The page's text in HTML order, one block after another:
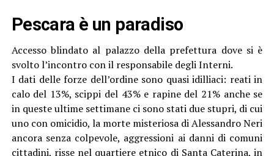
Pescara è un paradiso
Accesso blindato al palazzo della prefettura dove si è
svolto l’incontro con il responsabile degli Interni.
I dati delle forze dell’ordine sono quasi idilliaci: reati in
calo del 13%, scippi del 43% e rapine del 21% anche se
in queste ultime settimane ci sono stati due stupri, di cui
uno con omicidio, la morte misteriosa di Alessandro Neri
ancora senza colpevole, aggressioni ai danni di comuni
cittadini, risse nel quartiere etnico di Santa Caterina, in